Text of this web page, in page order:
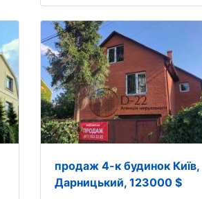
продаж 4-к будинок Київ,
Дарницький, 123000 $